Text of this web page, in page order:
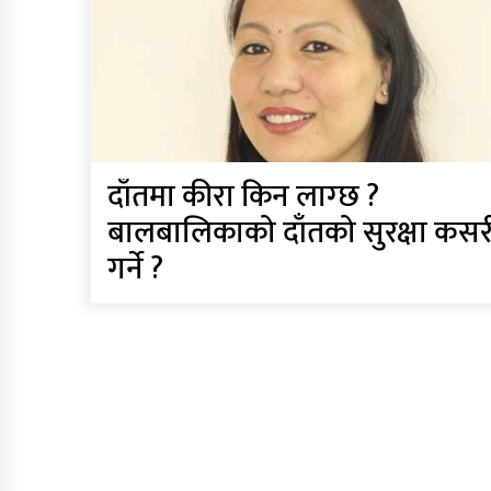
दाँतमा कीरा किन लाग्छ ?
बालबालिकाको दाँतको सुरक्षा
गर्ने ?